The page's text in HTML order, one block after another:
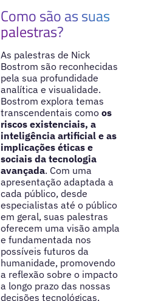
Como são as suas
palestras?
As palestras de Nick
Bostrom são reconhecidas
pela sua profundidade
analítica e visualidade.
Bostrom explora temas
transcendentais como os
riscos existenciais, a
inteligência artificial e as
implicações éticas e
sociais da tecnologia
avançada. Com uma
apresentação adaptada a
cada público, desde
especialistas até o público
em geral, suas palestras
oferecem uma visão ampla
e fundamentada nos
possíveis futuros da
humanidade, promovendo
a reflexão sobre o impacto
a longo prazo das nossas
decisões tecnológicas.